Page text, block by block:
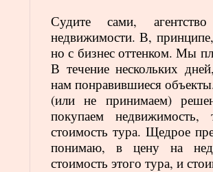
Судите сами,
недвижимости. В,
но с бизнес оттенком. Мы
В течение нескольких
нам понравившиеся
(или не принимаем)
покупаем
стоимость тура. Щедрое
понимаю, в цену на
стоимость этого тура, и